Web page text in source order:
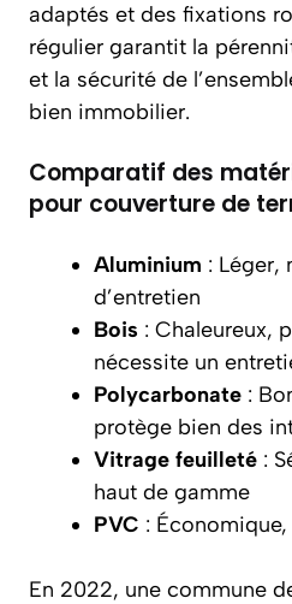
adaptés et des fixations
régulier garantit la
et la sécurité de
bien immobilier.
Comparatif des
pour couverture de
Aluminium : Léger,
d’entretien
Bois : Chaleureux,
nécessite un
Polycarbonate :
protège bien des
Vitrage feuilleté :
haut de gamme
PVC :
En 2022, une commune